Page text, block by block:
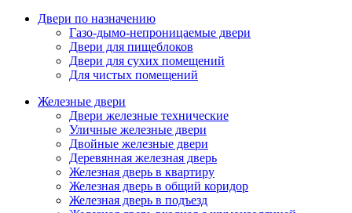
Двери по назначению
Газо-дымо-непроницаемые двери
Двери для пищеблоков
Двери для сухих помещений
Для чистых помещений
Железные двери
Двери железные технические
Уличные железные двери
Двойные железные двери
Деревянная железная дверь
Железная дверь в квартиру
Железная дверь в общий коридор
Железная дверь в подъезд